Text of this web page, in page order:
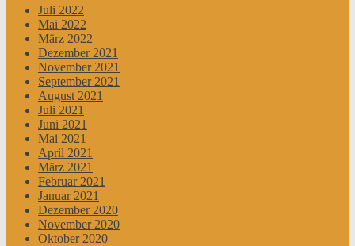
Juli 2022
Mai 2022
März 2022
Dezember 2021
November 2021
September 2021
August 2021
Juli 2021
Juni 2021
Mai 2021
April 2021
März 2021
Februar 2021
Januar 2021
Dezember 2020
November 2020
Oktober 2020